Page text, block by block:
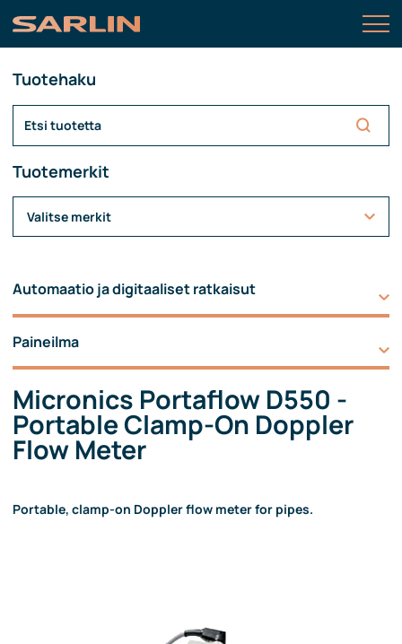
Tuotehaku
Tuotemerkit
Valitse merkit
Automaatio ja digitaaliset ratkaisut
Paineilma
Micronics Portaflow D550 -
Portable Clamp-On Doppler
Flow Meter
Portable, clamp-on Doppler flow meter for pipes.